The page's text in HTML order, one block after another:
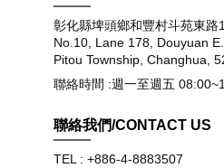
彰化縣埤頭鄉和豐村斗苑東路
No.10, Lane 178, Douyuan
Pitou Township, Changhua,
聯絡時間 :週一至週五
聯絡我們/CONTACT US
TEL : +886-4-8883507